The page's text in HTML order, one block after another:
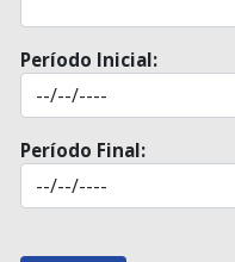
Período Inicial:
Período Final: